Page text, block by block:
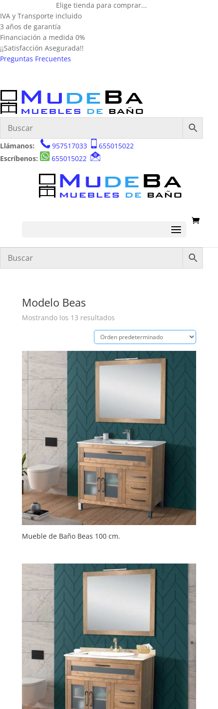
Elige tienda para comprar...
IVA y Transporte incluido
3 años de garantía
Financiación a medida 0%
¡¡Satisfacción Asegurada!!
Preguntas Frecuentes
Llámanos: 957517033
655015022
Escríbenos:
655015022
Modelo Beas
Mostrando los 13 resultados
Mueble de Baño Beas 100 cm.